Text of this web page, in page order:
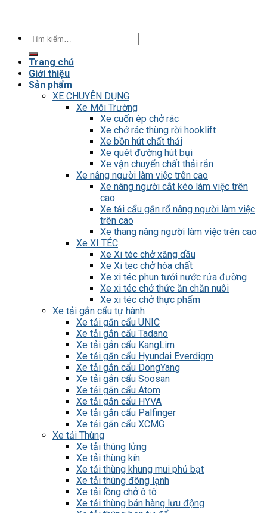
Tìm
Trang chủ
Giới thiệu
Sản phẩm
XE CHUYÊN DỤNG
Xe Môi Trường
Xe cuốn ép chở rác
Xe chở rác thùng rời hooklift
Xe bồn hút chất thải
Xe quét đường hút bụi
Xe vận chuyển chất thải rắn
Xe nâng người làm việc trên cao
Xe nâng người cắt kéo làm việc trên
cao
Xe tải cẩu gắn rổ nâng người làm việc
trên cao
Xe thang nâng người làm việc trên cao
Xe XI TÉC
Xe Xi téc chở xăng dầu
Xe Xi tec chở hóa chất
Xe xi téc phun tưới nước rửa đường
Xe xi téc chở thức ăn chăn nuôi
Xe xi téc chở thực phẩm
Xe tải gắn cẩu tự hành
Xe tải gắn cẩu UNIC
Xe tải gắn cẩu Tadano
Xe tải gắn cẩu KangLim
Xe tải gắn cẩu Hyundai Everdigm
Xe tải gắn cẩu DongYang
Xe tải gắn cẩu Soosan
Xe tải gắn cẩu Atom
Xe tải gắn cẩu HYVA
Xe tải gắn cẩu Palfinger
Xe tải gắn cẩu XCMG
Xe tải Thùng
Xe tải thùng lửng
Xe tải thùng kín
Xe tải thùng khung mui phủ bạt
Xe tải thùng đông lạnh
Xe tải lồng chở ô tô
Xe tải thùng bán hàng lưu động